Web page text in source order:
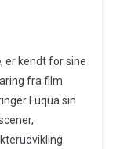
, er kendt for sine
fra film
Fuqua sin